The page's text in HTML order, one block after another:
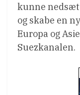
kunne
og skabe en
Europa og
Suezkanalen.